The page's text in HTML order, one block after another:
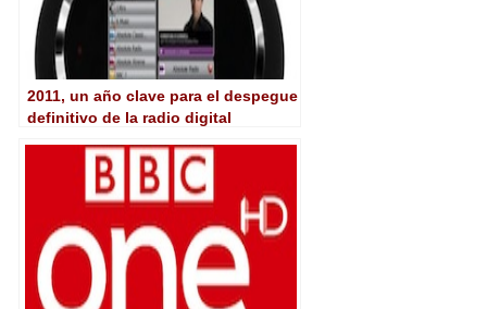
2011, un año clave para el despegue
definitivo de la radio digital